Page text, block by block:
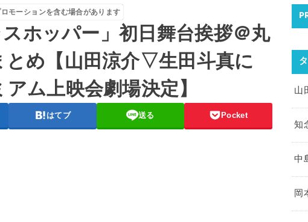
モーションを含む場合があります
スホッパー」初日舞台挨拶＠丸
め【山田涼介▽生田斗真に
ム上映会劇場決定】
はてブ 送る Pocket
山
知
中
岡